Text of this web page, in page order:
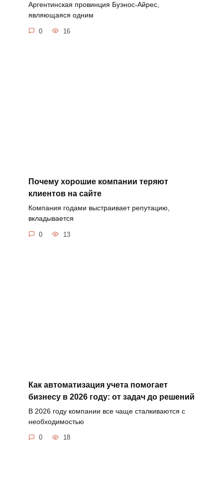
Аргентинская провинция Буэнос-Айрес,
являющаяся одним
0 16
Почему хорошие компании теряют
клиентов на сайте
Компания годами выстраивает репутацию,
вкладывается
0 13
Как автоматизация учета помогает
бизнесу в 2026 году: от задач до решений
В 2026 году компании все чаще сталкиваются с
необходимостью
0 18